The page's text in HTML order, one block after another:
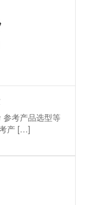
参考产品选型等
产 […]